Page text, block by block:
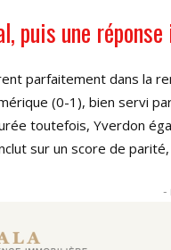
puis une
parfaitement dans la
(0-1), bien servi
toutefois, Yverdon
sur un score de
-